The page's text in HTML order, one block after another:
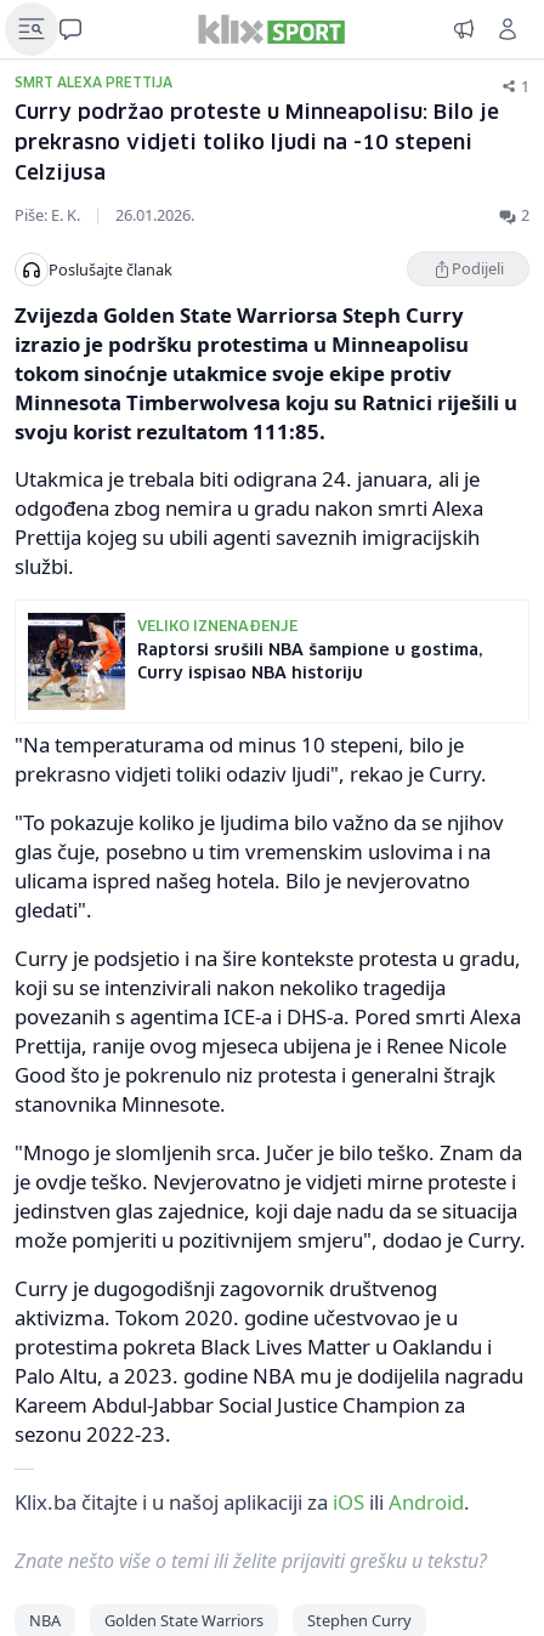
SMRT ALEXA PRETTIJA 1
Curry podržao proteste u Minneapolisu: Bilo je
prekrasno vidjeti toliko ljudi na -10 stepeni
Celzijusa
Piše: E. K. | 26.01.2026. 2
Poslušajte članak Podijeli
Zvijezda Golden State Warriorsa Steph Curry
izrazio je podršku protestima u Minneapolisu
tokom sinoćnje utakmice svoje ekipe protiv
Minnesota Timberwolvesa koju su Ratnici riješili u
svoju korist rezultatom 111:85.
Utakmica je trebala biti odigrana 24. januara, ali je
odgođena zbog nemira u gradu nakon smrti Alexa
Prettija kojeg su ubili agenti saveznih imigracijskih
službi.
VELIKO IZNENAĐENJE
Raptorsi srušili NBA šampione u gostima,
Curry ispisao NBA historiju
"Na temperaturama od minus 10 stepeni, bilo je
prekrasno vidjeti toliki odaziv ljudi", rekao je Curry.
"To pokazuje koliko je ljudima bilo važno da se njihov
glas čuje, posebno u tim vremenskim uslovima i na
ulicama ispred našeg hotela. Bilo je nevjerovatno
gledati".
Curry je podsjetio i na šire kontekste protesta u gradu,
koji su se intenzivirali nakon nekoliko tragedija
povezanih s agentima ICE-a i DHS-a. Pored smrti Alexa
Prettija, ranije ovog mjeseca ubijena je i Renee Nicole
Good što je pokrenulo niz protesta i generalni štrajk
stanovnika Minnesote.
"Mnogo je slomljenih srca. Jučer je bilo teško. Znam da
je ovdje teško. Nevjerovatno je vidjeti mirne proteste i
jedinstven glas zajednice, koji daje nadu da se situacija
može pomjeriti u pozitivnijem smjeru", dodao je Curry.
Curry je dugogodišnji zagovornik društvenog
aktivizma. Tokom 2020. godine učestvovao je u
protestima pokreta Black Lives Matter u Oaklandu i
Palo Altu, a 2023. godine NBA mu je dodijelila nagradu
Kareem Abdul-Jabbar Social Justice Champion za
sezonu 2022-23.
Klix.ba čitajte i u našoj aplikaciji za iOS ili Android.
Znate nešto više o temi ili želite prijaviti grešku u tekstu?
NBA Golden State Warriors Stephen Curry